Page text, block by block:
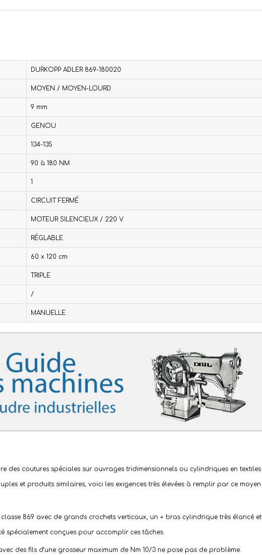
DURKOPP ADLER 869-180020
MOYEN / MOYEN-LOURD
9 mm
GENOU
134-135
90 à 180 NM
1
CIRCUIT FERMÉ
MOTEUR SILENCIEUX / 220 V
RÉGLABLE
60 x 120 cm
TRIPLE
/
MANUELLE
des coutures spéciales sur ouvrages tridimensionnels ou cylindriques en textiles
et produits similaires, voici les exigences très élevées à remplir par ce moyen
869 avec de grands crochets verticaux, un + bras cylindrique très élancé et
spécialement conçues pour accomplir ces tâches.
des fils d’une grosseur maximum de Nm 10/3 ne pose pas de problème.